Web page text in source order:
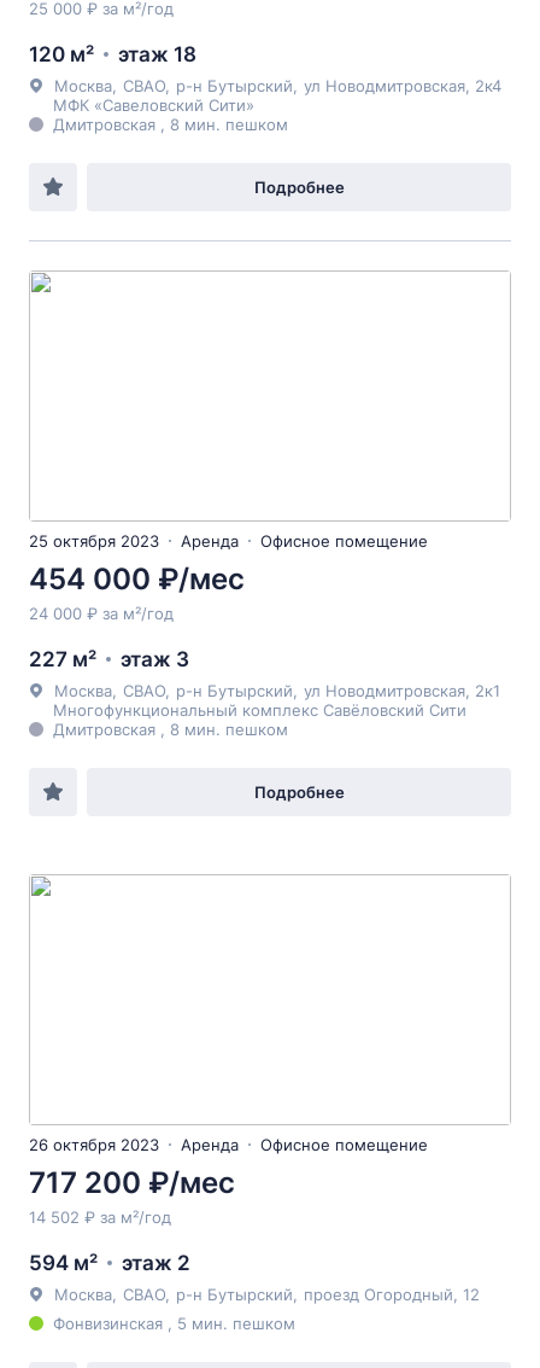
25 000 ₽ за м²/год
120 м² этаж 18
Москва СВАО р-н Бутырский ул Новодмитровская , 2к4
МФК «Савеловский Сити»
Дмитровская , 8 мин. пешком
Подробнее
25 октября 2023 Аренда Офисное помещение
454 000 ₽/мес
24 000 ₽ за м²/год
227 м² этаж 3
Москва СВАО р-н Бутырский ул Новодмитровская , 2к1
Многофункциональный комплекс Савёловский Сити
Дмитровская , 8 мин. пешком
Подробнее
26 октября 2023 Аренда Офисное помещение
717 200 ₽/мес
14 502 ₽ за м²/год
594 м² этаж 2
Москва СВАО р-н Бутырский проезд Огородный , 12
Фонвизинская , 5 мин. пешком